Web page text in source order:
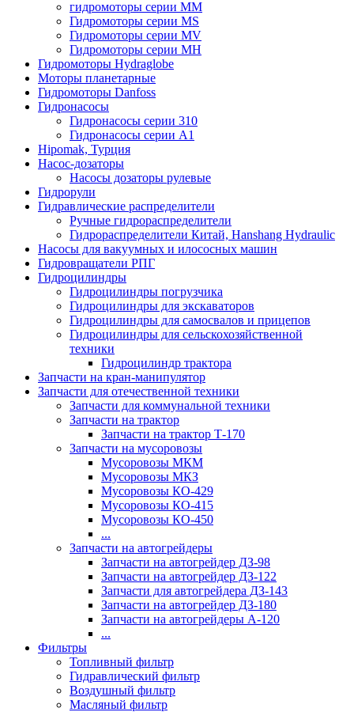
гидромоторы серии MM
Гидромоторы серии MS
Гидромоторы серии MV
Гидромоторы серии MH
Гидромоторы Hydraglobe
Моторы планетарные
Гидромоторы Danfoss
Гидронасосы
Гидронасосы серии 310
Гидронасосы серии А1
Hipomak, Турция
Насос-дозаторы
Насосы дозаторы рулевые
Гидрорули
Гидравлические распределители
Ручные гидрораспределители
Гидрораспределители Китай, Hanshang Hydraulic
Насосы для вакуумных и илососных машин
Гидровращатели РПГ
Гидроцилиндры
Гидроцилиндры погрузчика
Гидроцилиндры для экскаваторов
Гидроцилиндры для самосвалов и прицепов
Гидроцилиндры для сельскохозяйственной
техники
Гидроцилиндр трактора
Запчасти на кран-манипулятор
Запчасти для отечественной техники
Запчасти для коммунальной техники
Запчасти на трактор
Запчасти на трактор Т-170
Запчасти на мусоровозы
Мусоровозы МКМ
Мусоровозы МКЗ
Мусоровозы КО-429
Мусоровозы КО-415
Мусоровозы КО-450
...
Запчасти на автогрейдеры
Запчасти на автогрейдер ДЗ-98
Запчасти на автогрейдер ДЗ-122
Запчасти для автогрейдера ДЗ-143
Запчасти на автогрейдер ДЗ-180
Запчасти на автогрейдеры А-120
...
Фильтры
Топливный фильтр
Гидравлический фильтр
Воздушный фильтр
Масляный фильтр